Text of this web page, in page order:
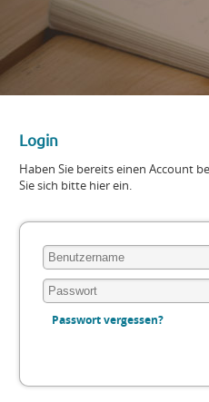
Login
Haben Sie bereits einen Account
Sie sich bitte hier ein.
Passwort vergessen?